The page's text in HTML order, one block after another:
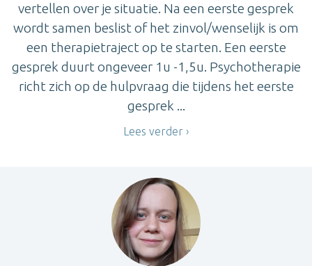
vertellen over je situatie. Na een eerste gesprek
wordt samen beslist of het zinvol/wenselijk is om
een therapietraject op te starten. Een eerste
gesprek duurt ongeveer 1u -1,5u. Psychotherapie
richt zich op de hulpvraag die tijdens het eerste
gesprek ...
Lees verder